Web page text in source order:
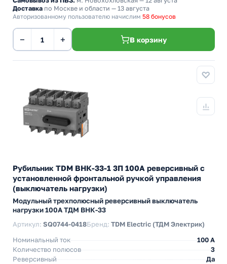
Доставка по Москве и области — 13 августа
Авторизованному пользователю начислим 58 бонусов
− + В корзину
Рубильник TDM ВНК-33-1 3П 100А реверсивный с
установленной фронтальной ручкой управления
(выключатель нагрузки)
Модульный трехполюсный реверсивный выключатель
нагрузки 100А ТДМ ВНК-33
Артикул: SQ0744-0418Бренд: TDM Electric (ТДМ Электрик)
Номинальный ток
100 A
Количество полюсов
3
Реверсивный
Да